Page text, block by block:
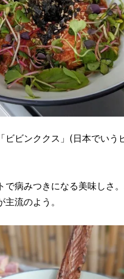
ビビンククス」(日本でいう
で病みつきになる美味しさ
流のよう。⁡